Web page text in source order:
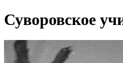
Суворовское